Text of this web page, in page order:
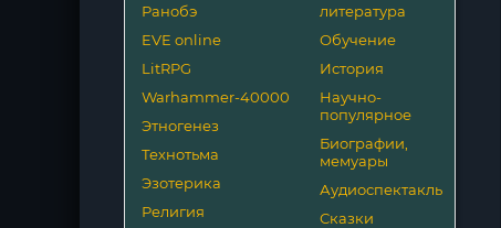
Ранобэ
EVE online
LitRPG
Warhammer-40000
Этногенез
Технотьма
Эзотерика
Религия
литература
Обучение
История
Научно-
популярное
Биографии,
мемуары
Аудиоспектакль
Сказки